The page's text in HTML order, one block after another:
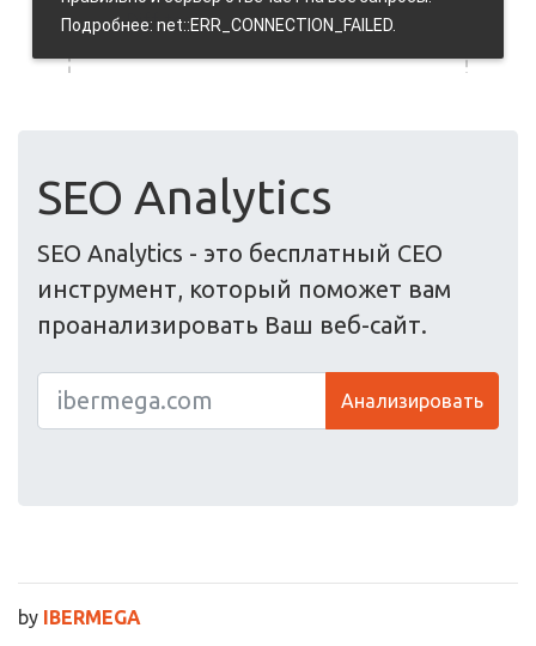
SEO Analytics
SEO Analytics - это бесплатный СЕО
инструмент, который поможет вам
проанализировать Ваш веб-сайт.
Анализировать
by IBERMEGA